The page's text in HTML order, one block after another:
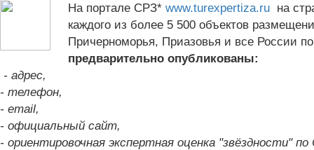
На портале СРЗ* www.turexpertiza.ru на
каждого из более 5 500 объектов
Причерноморья, Приазовья и все России
предварительно опубликованы:
- адрес,
- телефон,
- email,
- официальный сайт,
- ориентировочная экспертная оценка "звёздности"